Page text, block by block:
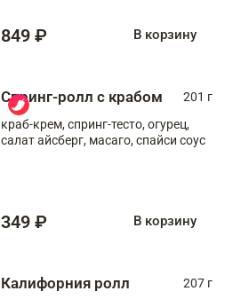
849 ₽ В корзину
Спринг-ролл с крабом
201 г
краб-крем, спринг-тесто, огурец,
салат айсберг, масаго, спайси соус
349 ₽ В корзину
Калифорния ролл 207 г